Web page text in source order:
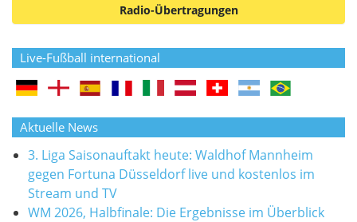
Radio-Übertragungen
Live-Fußball international
Aktuelle News
3. Liga Saisonauftakt heute: Waldhof Mannheim
gegen Fortuna Düsseldorf live und kostenlos im
Stream und TV
WM 2026, Halbfinale: Die Ergebnisse im Überblick